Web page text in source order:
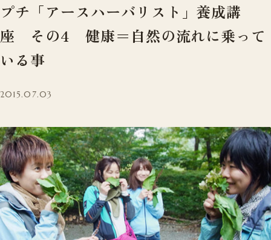
プチ「アースハーバリスト」養成講
座 その4 健康＝自然の流れに乗って
いる事
2015.07.03